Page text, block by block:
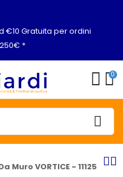
€10 Gratuita per ordini
*
0
VORTICE - 11125